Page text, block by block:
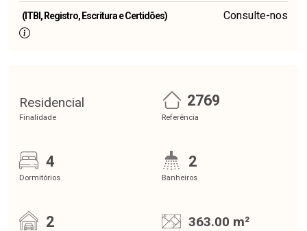
(ITBI, Registro, Escritura e Certidões) Consulte-nos
Residencial
Finalidade
2769
Referência
4
Dormitórios
2
Banheiros
2 363.00 m²